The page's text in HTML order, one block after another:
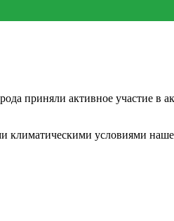
приняли активное участие в
климатическими условиями